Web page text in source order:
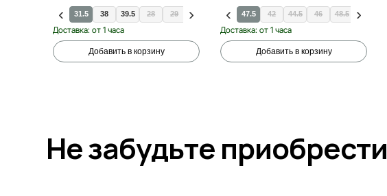
31.5 38 39.5 28 29 30.5 34 35.5 36.5
Доставка: от 1 часа
Добавить в корзину
43.5 47.5 42 44.5 46 48.5
Доставка: от 1 часа
Добавить в корзину
Не забудьте приобрести